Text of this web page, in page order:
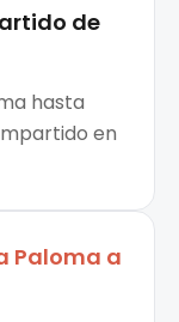
de
hasta
en
Paloma a